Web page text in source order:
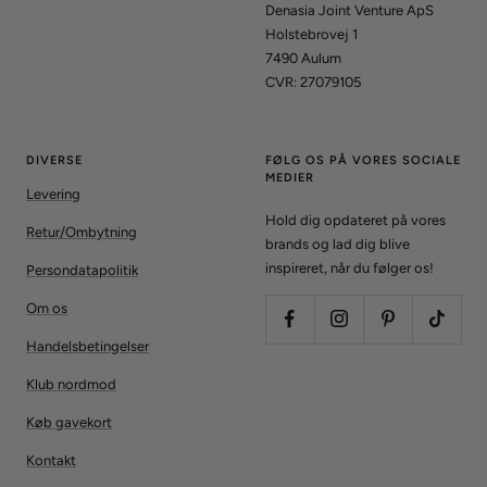
Denasia Joint Venture ApS
Holstebrovej 1
7490 Aulum
CVR: 27079105
DIVERSE
Levering
Retur/Ombytning
Persondatapolitik
Om os
Handelsbetingelser
Klub nordmod
Køb gavekort
Kontakt
FØLG OS PÅ VORES SOCIALE
MEDIER
Hold dig opdateret på vores
brands og lad dig blive
inspireret, når du følger os!